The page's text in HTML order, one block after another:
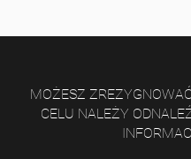
MOŻESZ
CELU NALEŻY